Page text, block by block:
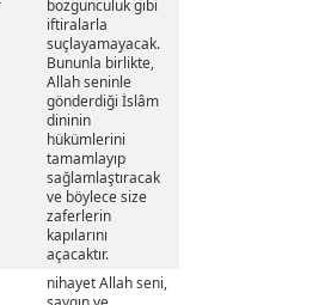
bozgunculuk gibi
iftiralarla
suçlayamayacak.
Bununla birlikte,
Allah seninle
gönderdiği İslâm
dininin
hükümlerini
tamamlayıp
sağlamlaştıracak
ve böylece size
zaferlerin
kapılarını
açacaktır.
nihayet Allah seni,